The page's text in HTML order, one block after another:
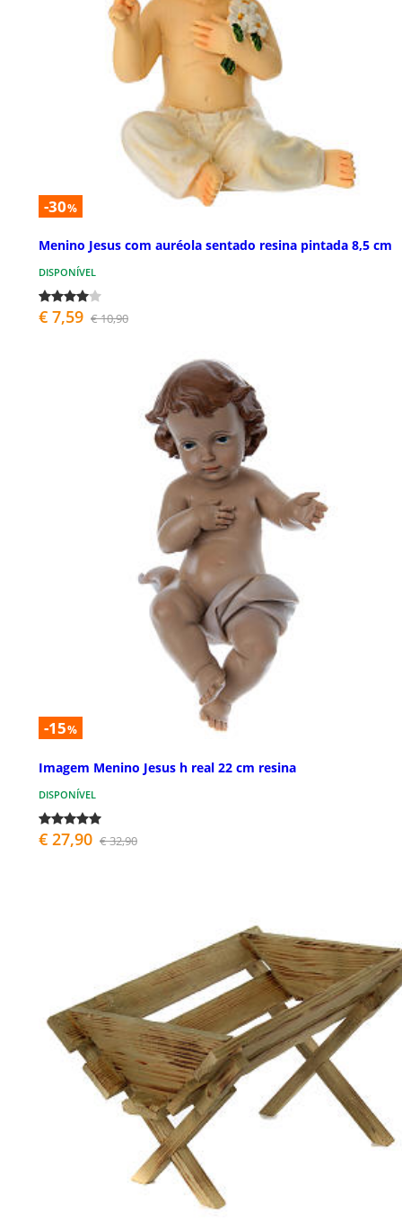
-30%
Menino Jesus com auréola sentado resina pintada 8,5 cm
DISPONÍVEL
€ 7,59 € 10,90
-15%
Imagem Menino Jesus h real 22 cm resina
DISPONÍVEL
€ 27,90 € 32,90